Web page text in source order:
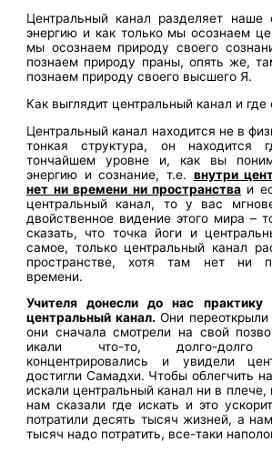
Центральный канал разделяет наше
энергию и как только мы осознаем
мы осознаем природу своего
познаем природу праны, опять же,
познаем природу своего высшего Я.
Как выглядит центральный канал и где
Центральный канал находится не в
тонкая структура, он находится
тончайшем уровне и, как вы
энергию и сознание, т.е. внутри
нет ни времени ни пространства и
центральный канал, то у вас
двойственное видение этого мира –
сказать, что точка йоги и
самое, только центральный канал
пространстве, хотя там нет ни
времени.
Учителя донесли до нас
центральный канал. Они переоткрыли
они сначала смотрели на свой
икали что-то, долго-долго
концентрировались и увидели
достигли Самадхи. Чтобы облегчить
искали центральный канал ни в
нам сказали где искать и это
потратили десять тысяч жизней, а
тысяч надо потратить, все-таки